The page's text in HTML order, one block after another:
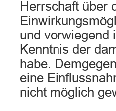
Herrschaft über
und vorwiegend
Kenntnis der
habe.
eine
nicht möglich